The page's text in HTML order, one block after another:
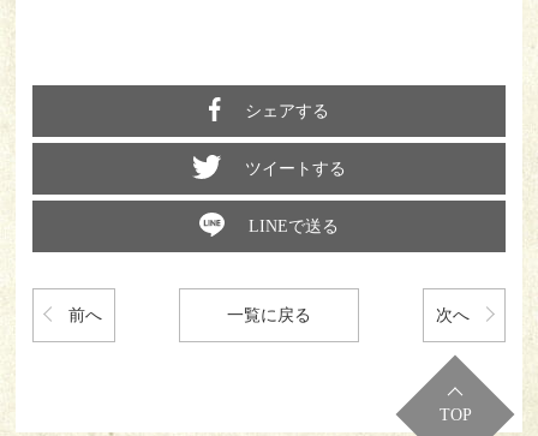
シェアする
ツイートする
LINEで送る
前へ 一覧に戻る 次へ
TOP